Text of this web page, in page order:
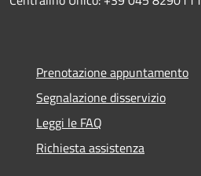
Prenotazione appuntamento
Segnalazione disservizio
Leggi le FAQ
Richiesta assistenza